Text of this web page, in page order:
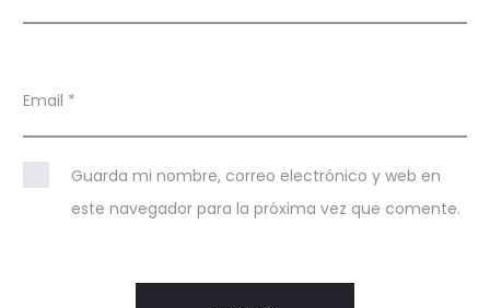
Email *
Guarda mi nombre, correo electrónico y web en
este navegador para la próxima vez que comente.